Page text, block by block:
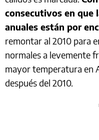
consecutivos en que
anuales están por
remontar al 2010 para
normales a levemente
mayor temperatura en
después del 2010.